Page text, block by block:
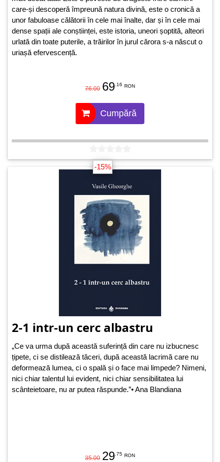
care-și descoperă împreună natura divină, este o cronică a
unor fabuloase călătorii în cele mai înalte, dar și în cele mai
dense spații ale conștiinței, este istoria, uneori șoptită, alteori
urlată din toate puterile, a trăirilor în jurul cărora s-a născut o
uriașă efervescență.
76.00 69.16 RON
Cumpără
-15%
2-1 intr-un cerc albastru
„Ce va urma după această suferință din care nu izbucnesc
țipete, ci se distilează tăceri, după această lacrimă care nu
deformează lumea, ci o spală și o face mai limpede? Nimeni,
nici chiar talentul lui evident, nici chiar sensibilitatea lui
scânteietoare, nu ar putea răspunde.”• Ana Blandiana
35.00 29.75 RON